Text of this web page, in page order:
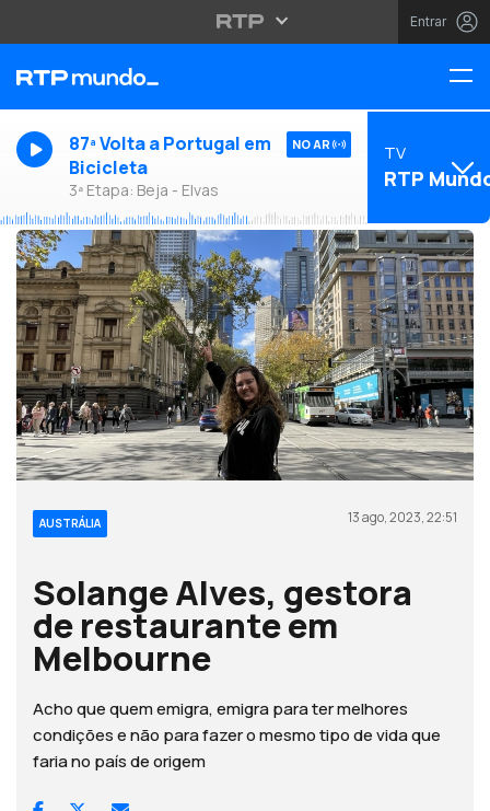
Entrar
87ª Volta a Portugal em
Bicicleta
3ª Etapa: Beja - Elvas
NO AR TV
RTP
AUSTRÁLIA 13 ago, 2023, 22:51
Solange Alves, gestora
de restaurante em
Melbourne
Acho que quem emigra, emigra para ter melhores
condições e não para fazer o mesmo tipo de vida que
faria no país de origem